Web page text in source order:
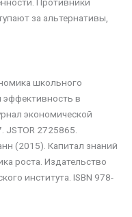
за альтернативы,
школьного
эффективность в
экономической
JSTOR 2725865.
(2015). Капитал знаний
роста. Издательство
института. ISBN 978-